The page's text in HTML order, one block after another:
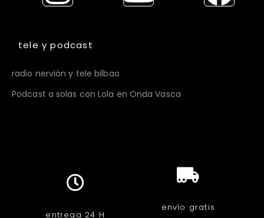
tele y podcast
radio nervión y tele bilbao
Podcast a solas con Lola en Onda Vasca
entrega 24 H
envío gratis